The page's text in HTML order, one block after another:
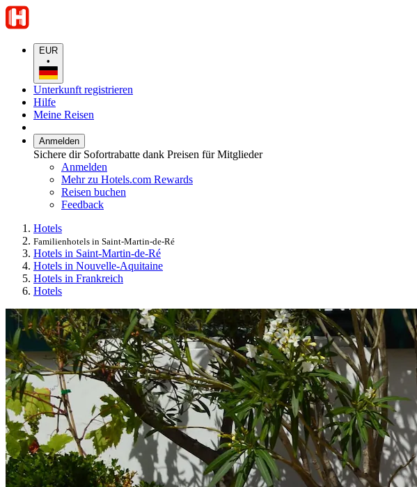
EUR
•
Unterkunft registrieren
Hilfe
Meine Reisen
Anmelden
Sichere dir Sofortrabatte dank Preisen für Mitglieder
Anmelden
Mehr zu Hotels.com Rewards
Reisen buchen
Feedback
Hotels
Familienhotels in Saint-Martin-de-Ré
Hotels in Saint-Martin-de-Ré
Hotels in Nouvelle-Aquitaine
Hotels in Frankreich
Hotels